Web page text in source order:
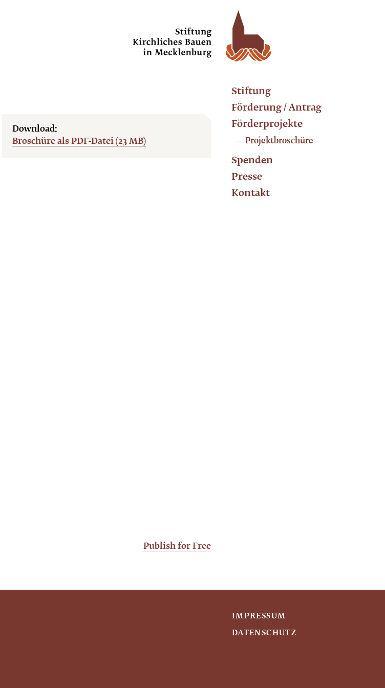
Stiftung
Förderung / Antrag
Förderprojekte
Projektbroschüre
Spenden
Presse
Kontakt
Download:
Broschüre als PDF-Datei (23 MB)
Publish for Free
IMPRESSUM
DATENSCHUTZ